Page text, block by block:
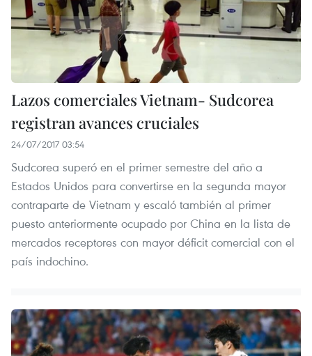
Lazos comerciales Vietnam- Sudcorea
registran avances cruciales
24/07/2017 03:54
Sudcorea superó en el primer semestre del año a
Estados Unidos para convertirse en la segunda mayor
contraparte de Vietnam y escaló también al primer
puesto anteriormente ocupado por China en la lista de
mercados receptores con mayor déficit comercial con el
país indochino.